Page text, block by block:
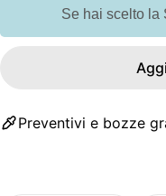
Se hai scelto la
Preventivi e bozze